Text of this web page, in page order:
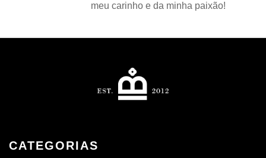
meu carinho e da minha paixão!
CATEGORIAS